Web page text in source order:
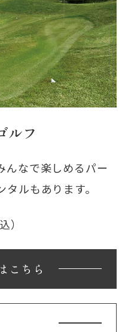
ルフ
んなで楽しめるパー
ルもあります。
）
こちら